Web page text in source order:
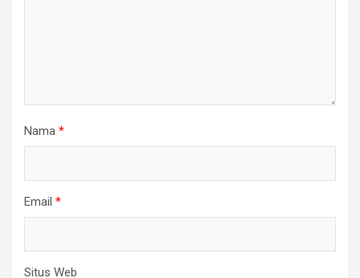
Nama *
Email *
Situs Web